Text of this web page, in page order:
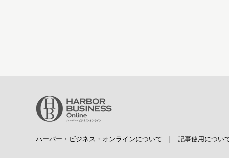
ハーバー・ビジネス・オンラインについて 記事使用につい